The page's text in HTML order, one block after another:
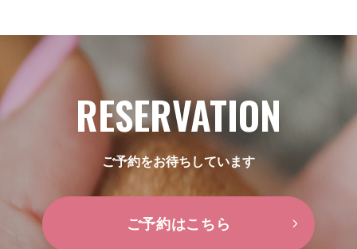
RESERVATION
ご予約をお待ちしています
ご予約はこちら